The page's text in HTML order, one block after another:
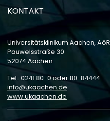
KONTAKT
Universitätsklinikum Aachen, AöR
Pauwelsstraße 30
52074 Aachen
Tel.: 0241 80-0 oder 80-84444
info
ukaachen de
www.ukaachen.de